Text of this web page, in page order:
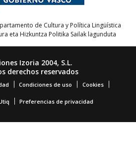
de Cultura y Política Lingüística
eta Hizkuntza Politika Sailak lagunduta
Izoria 2004, S.L.
derechos reservados
Condiciones de uso Cookies
Preferencias de privacidad